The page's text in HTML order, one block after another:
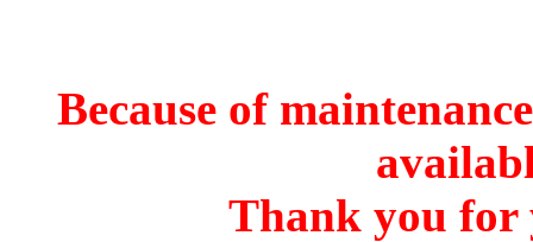
Because of
Thank you for